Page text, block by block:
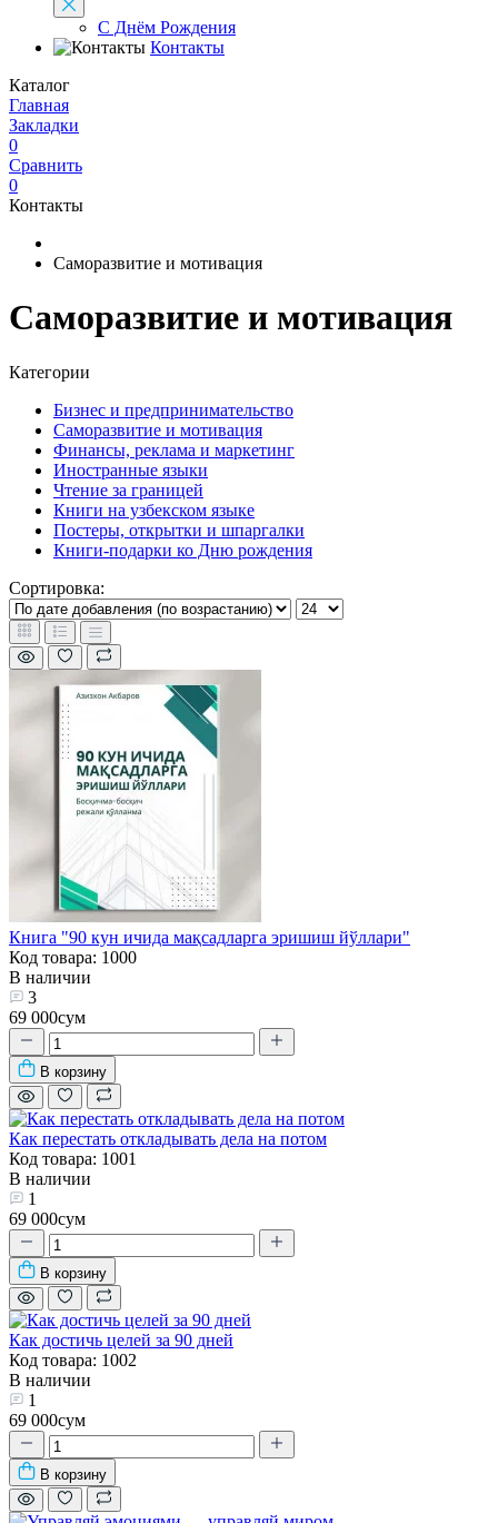
С Днём Рождения
Контакты
Каталог
Главная
Закладки
0
Сравнить
0
Контакты
Саморазвитие и мотивация
Саморазвитие и мотивация
Категории
Бизнес и предпринимательство
Саморазвитие и мотивация
Финансы, реклама и маркетинг
Иностранные языки
Чтение за границей
Книги на узбекском языке
Постеры, открытки и шпаргалки
Книги-подарки ко Дню рождения
Сортировка:
Книга "90 кун ичида мақсадларга эришиш йўллари"
Код товара: 1000
В наличии
3
69 000сум
В корзину
Как перестать откладывать дела на потом
Код товара: 1001
В наличии
1
69 000сум
В корзину
Как достичь целей за 90 дней
Код товара: 1002
В наличии
1
69 000сум
В корзину